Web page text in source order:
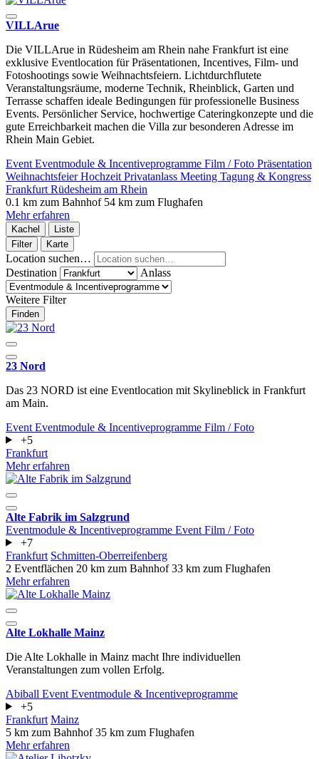
VILLArue
Die VILLArue in Rüdesheim am Rhein nahe Frankfurt ist eine
exklusive Eventlocation für Präsentationen, Incentives, Film- und
Fotoshootings sowie Weihnachtsfeiern. Lichtdurchflutete
Veranstaltungsräume, moderne Technik, Rheinblick, Garten und
Terrasse schaffen ideale Bedingungen für professionelle Business
Events. Persönlicher Service, hochwertige Cateringkonzepte und die
gute Erreichbarkeit machen die Villa zur besonderen Adresse im
Rhein Main Gebiet.
Event Eventmodule & Incentiveprogramme Film / Foto Präsentation
WeihnachtsfeierHochzeit Privatanlass Meeting Tagung & Kongress
Frankfurt Rüdesheim am Rhein
0.1 km zum Bahnhof 54 km zum Flughafen
Mehr erfahren
Kachel
Liste
Filter
Karte
Location suchen…
Destination
Anlass
Weitere Filter
Finden
23 Nord
Das 23 NORD ist eine Eventlocation mit Skylineblick in Frankfurt
am Main.
Event Eventmodule & Incentiveprogramme Film / Foto
+5
Frankfurt
Mehr erfahren
Alte Fabrik im Salzgrund
Eventmodule & Incentiveprogramme Event Film / Foto
+7
Frankfurt Schmitten-Oberreifenberg
2 Eventflächen 20 km zum Bahnhof33 km zum Flughafen
Mehr erfahren
Alte Lokhalle Mainz
Die Alte Lokhalle in Mainz macht Ihre individuellen
Veranstaltungen zum vollen Erfolg.
Abiball Event Eventmodule & Incentiveprogramme
+5
Frankfurt Mainz
5 km zum Bahnhof35 km zum Flughafen
Mehr erfahren